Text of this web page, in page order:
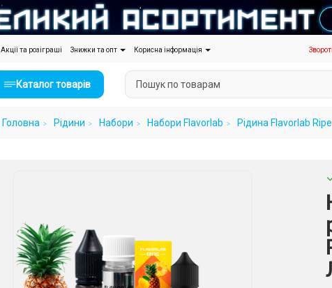
Акції та розіграші Знижки та опт Корисна інформація
Каталог товарів
Головна Рідини Набори Набори Flavorlab Рідина Flavorlab